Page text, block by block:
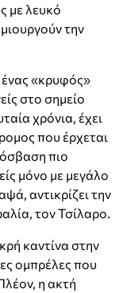
με λευκό
την
«κρυφός»
στο σημείο
χρόνια, έχει
που έρχεται
πιο
μόνο με μεγάλο
αντικρίζει την
τον Τσίλαρο.
καντίνα στην
ομπρέλες που
η ακτή